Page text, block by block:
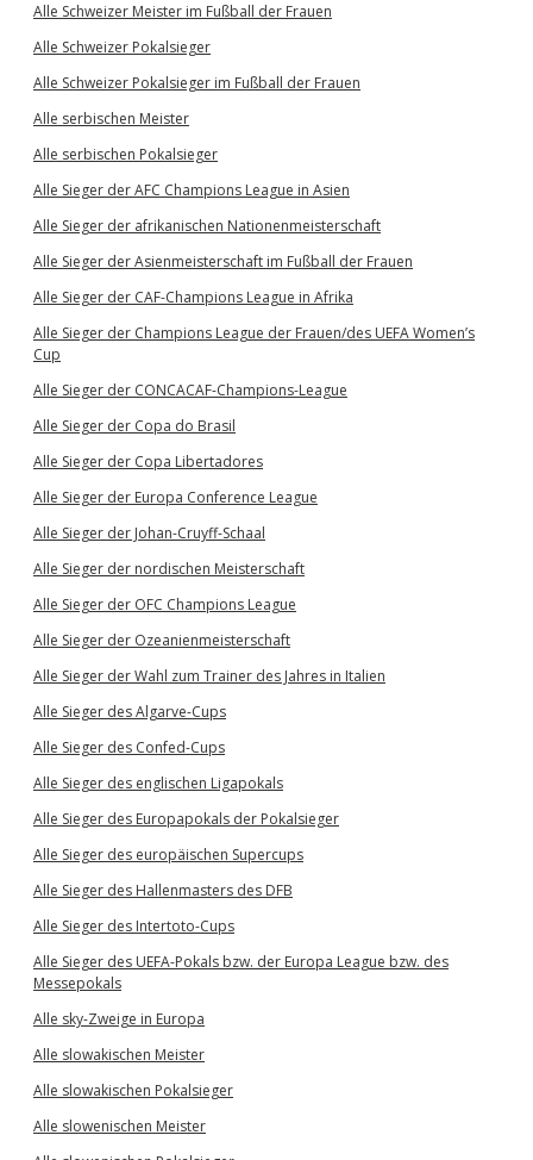
Alle Schweizer Meister im Fußball der Frauen
Alle Schweizer Pokalsieger
Alle Schweizer Pokalsieger im Fußball der Frauen
Alle serbischen Meister
Alle serbischen Pokalsieger
Alle Sieger der AFC Champions League in Asien
Alle Sieger der afrikanischen Nationenmeisterschaft
Alle Sieger der Asienmeisterschaft im Fußball der Frauen
Alle Sieger der CAF-Champions League in Afrika
Alle Sieger der Champions League der Frauen/des UEFA Women’s
Cup
Alle Sieger der CONCACAF-Champions-League
Alle Sieger der Copa do Brasil
Alle Sieger der Copa Libertadores
Alle Sieger der Europa Conference League
Alle Sieger der Johan-Cruyff-Schaal
Alle Sieger der nordischen Meisterschaft
Alle Sieger der OFC Champions League
Alle Sieger der Ozeanienmeisterschaft
Alle Sieger der Wahl zum Trainer des Jahres in Italien
Alle Sieger des Algarve-Cups
Alle Sieger des Confed-Cups
Alle Sieger des englischen Ligapokals
Alle Sieger des Europapokals der Pokalsieger
Alle Sieger des europäischen Supercups
Alle Sieger des Hallenmasters des DFB
Alle Sieger des Intertoto-Cups
Alle Sieger des UEFA-Pokals bzw. der Europa League bzw. des
Messepokals
Alle sky-Zweige in Europa
Alle slowakischen Meister
Alle slowakischen Pokalsieger
Alle slowenischen Meister